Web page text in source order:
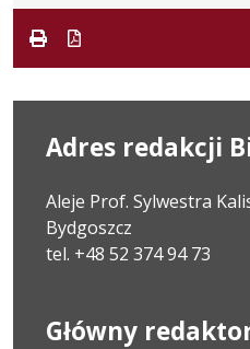
Adres redakcji
Aleje Prof. Sylwestra
Bydgoszcz
tel. +48 52 374 94 73
Główny